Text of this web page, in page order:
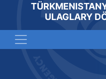
ULAGLARY